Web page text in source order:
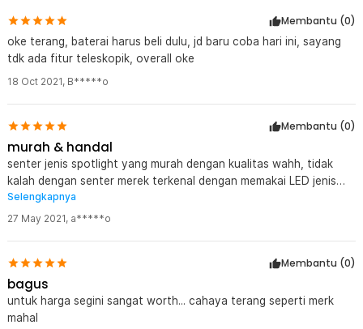
Membantu (0)
oke terang, baterai harus beli dulu, jd baru coba hari ini, sayang
tdk ada fitur teleskopik, overall oke
18 Oct 2021, B*****o
Membantu (0)
murah & handal
senter jenis spotlight yang murah dengan kualitas wahh, tidak
kalah dengan senter merek terkenal dengan memakai LED jenis
XML L2 nyala senter sangat terang, sangat cocok buat jelajah di
kegelapan malam kekurangan hanya di body yang masih terlalu
Selengkapnya
27 May 2021, a*****o
Membantu (0)
bagus
untuk harga segini sangat worth... cahaya terang seperti merk
mahal